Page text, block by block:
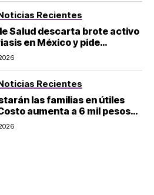
Recientes
Salud descarta brote activo
en México y pide
Recientes
las familias en útiles
aumenta a 6 mil pesos
educación básica en